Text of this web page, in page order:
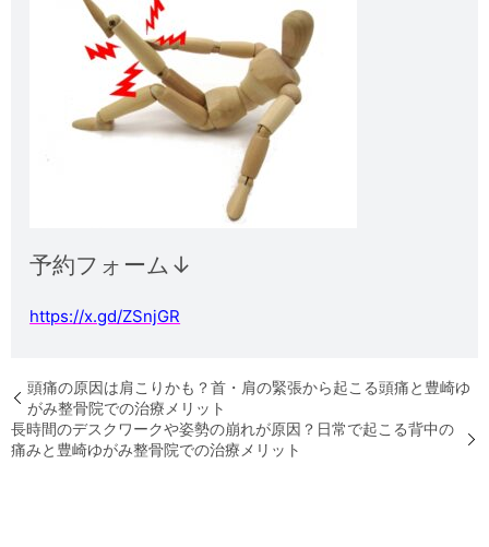
予約フォーム↓
https://x.gd/ZSnjGR
頭痛の原因は肩こりかも？首・肩の緊張から起こる頭痛と豊崎ゆ
がみ整骨院での治療メリット
長時間のデスクワークや姿勢の崩れが原因？日常で起こる背中の
痛みと豊崎ゆがみ整骨院での治療メリット